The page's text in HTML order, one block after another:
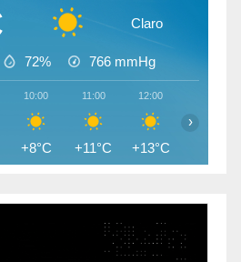
Claro
72% 766 mmHg
10:00
+8°C
11:00
+11°C
12:00
+13°C
›